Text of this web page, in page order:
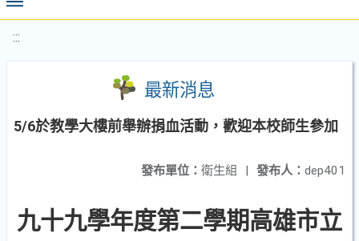
:::
最新消息
5/6於教學大樓前舉辦捐血活動，歡迎本校師生參加
發布人： dep401
發布單位： 衛生組 |
九十九學年度第二學期高雄市立